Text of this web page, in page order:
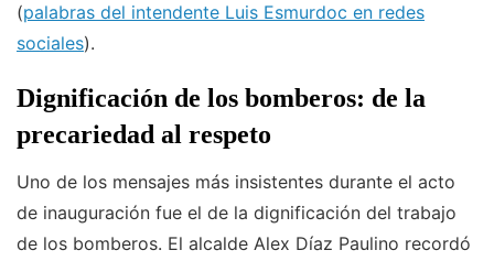
(palabras del intendente Luis Esmurdoc en redes
sociales).
Dignificación de los bomberos: de la
precariedad al respeto
Uno de los mensajes más insistentes durante el acto
de inauguración fue el de la dignificación del trabajo
de los bomberos. El alcalde Alex Díaz Paulino recordó